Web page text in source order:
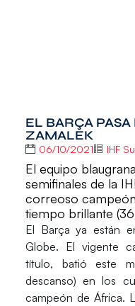
EL BARÇA
ZAMALEK
06/10/2021 IHF
El equipo
semifinales de la
correoso
tiempo brillante
El Barça ya están
Globe. El vigente
título, batió este
descanso) en los
campeón de África.